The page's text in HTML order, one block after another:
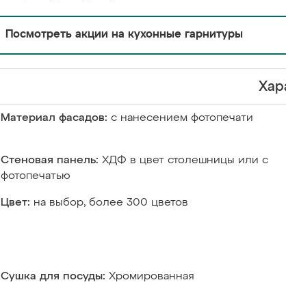
Посмотреть акции на кухонные гарнитуры
Материал фасадов: с нанесением фотопечати
Стеновая панель: ХДФ в цвет столешницы или с
фотопечатью
Цвет: на выбор, более 300 цветов
Сушка для посуды: Хромированная